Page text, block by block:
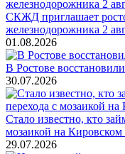
СКЖД приглашает
железнодорожника 2
01.08.2026
В Ростове
30.07.2026
Стало известно, кто
мозаикой на Кировском
29.07.2026